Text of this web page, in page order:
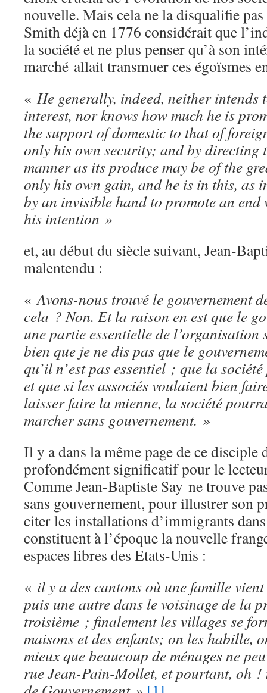
nouvelle. Mais cela ne la disqualifie
Smith déjà en 1776 considérait que
la société et ne plus penser qu’à son
marché allait transmuer ces égoïsmes
« He generally, indeed, neither intends
interest, nor knows how much he is
the support of domestic to that of
only his own security; and by directing
manner as its produce may be of the
only his own gain, and he is in this, as
by an invisible hand to promote an
his intention »
et, au début du siècle suivant, Jean-
malentendu :
«Avons-nous trouvé le gouvernement
cela ? Non. Et la raison en est que le
une partie essentielle de l’organisation
bien que je ne dis pas que le
qu’il n’est pas essentiel ; que la
et que si les associés voulaient bien
laisser faire la mienne, la société
marcher sans gouvernement. »
Il y a dans la même page de ce
profondément significatif pour le
Comme Jean-Baptiste Say ne trouve
sans gouvernement, pour illustrer son
citer les installations d’immigrants
constituent à l’époque la nouvelle
espaces libres des Etats-Unis :
« il y a des cantons où une famille
puis une autre dans le voisinage de la
troisième ; finalement les villages se
maisons et des enfants; on les habille,
mieux que beaucoup de ménages ne
rue Jean-Pain-Mollet, et pourtant, oh